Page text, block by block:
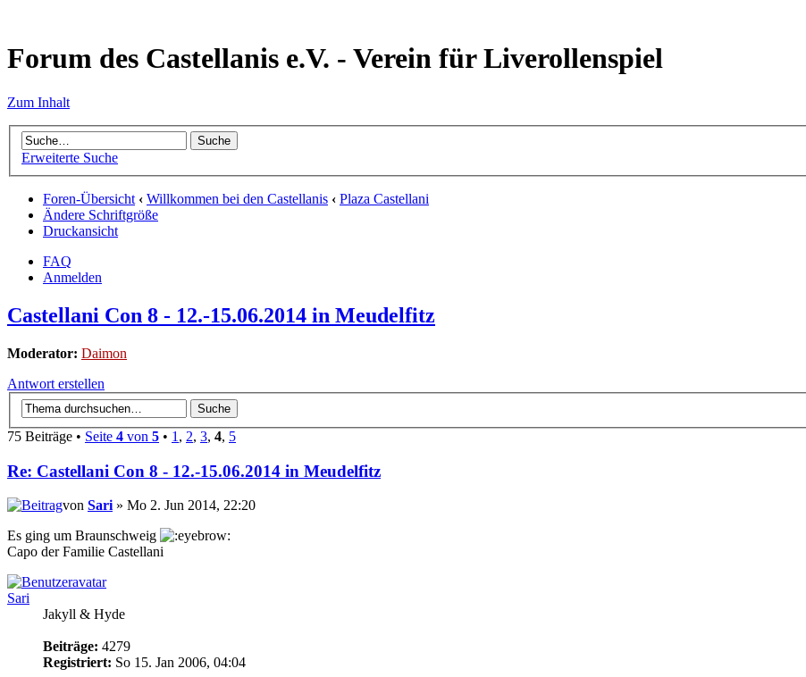
Forum des Castellanis e.V. - Verein für Liverollenspiel
Zum Inhalt
Erweiterte Suche
Foren-Übersicht ‹ Willkommen bei den Castellanis ‹ Plaza Castellani
Ändere Schriftgröße
Druckansicht
FAQ
Anmelden
Castellani Con 8 - 12.-15.06.2014 in Meudelfitz
Moderator: Daimon
Antwort erstellen
75 Beiträge • Seite 4 von 5 • 1 , 2, 3, 4, 5
Re: Castellani Con 8 - 12.-15.06.2014 in Meudelfitz
von Sari » Mo 2. Jun 2014, 22:20
Es ging um Braunschweig
Capo der Familie Castellani
Sari
Jakyll & Hyde
Beiträge: 4279
Registriert: So 15. Jan 2006, 04:04